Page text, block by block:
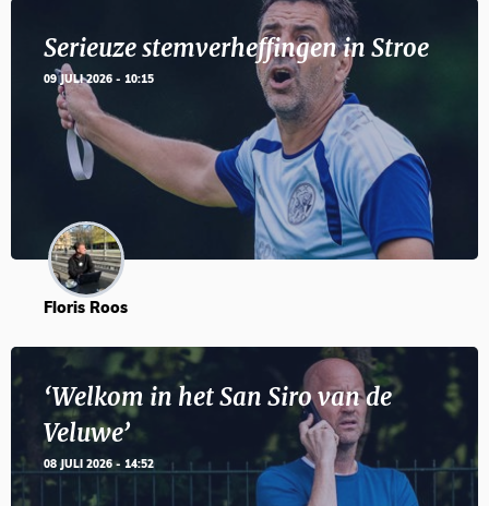
Serieuze stemverheffingen in Stroe
09 JULI 2026 - 10:15
Floris Roos
‘Welkom in het San Siro van de
Veluwe’
08 JULI 2026 - 14:52